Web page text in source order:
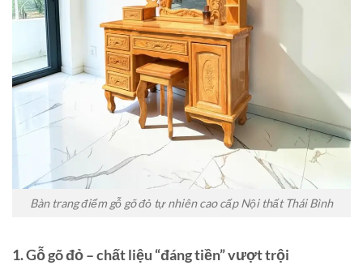
Bàn trang điểm gỗ gõ đỏ tự nhiên cao cấp Nội thất Thái Bình
1. Gỗ gõ đỏ – chất liệu “đáng tiền” vượt trội